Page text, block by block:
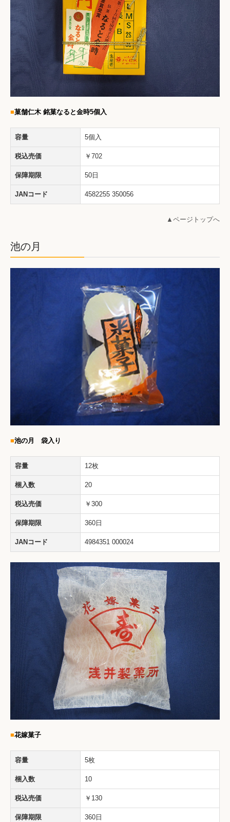
■菓舗仁木 銘菓なると金時5個入
容量 5個入
税込売価 ￥702
保障期限 50日
JANコード 4582255 350056
▲ページトップへ
池の月
■池の月 袋入り
容量 12枚
梱入数 20
税込売価 ￥300
保障期限 360日
JANコード 4984351 000024
■花嫁菓子
容量 5枚
梱入数 10
税込売価 ￥130
保障期限 360日